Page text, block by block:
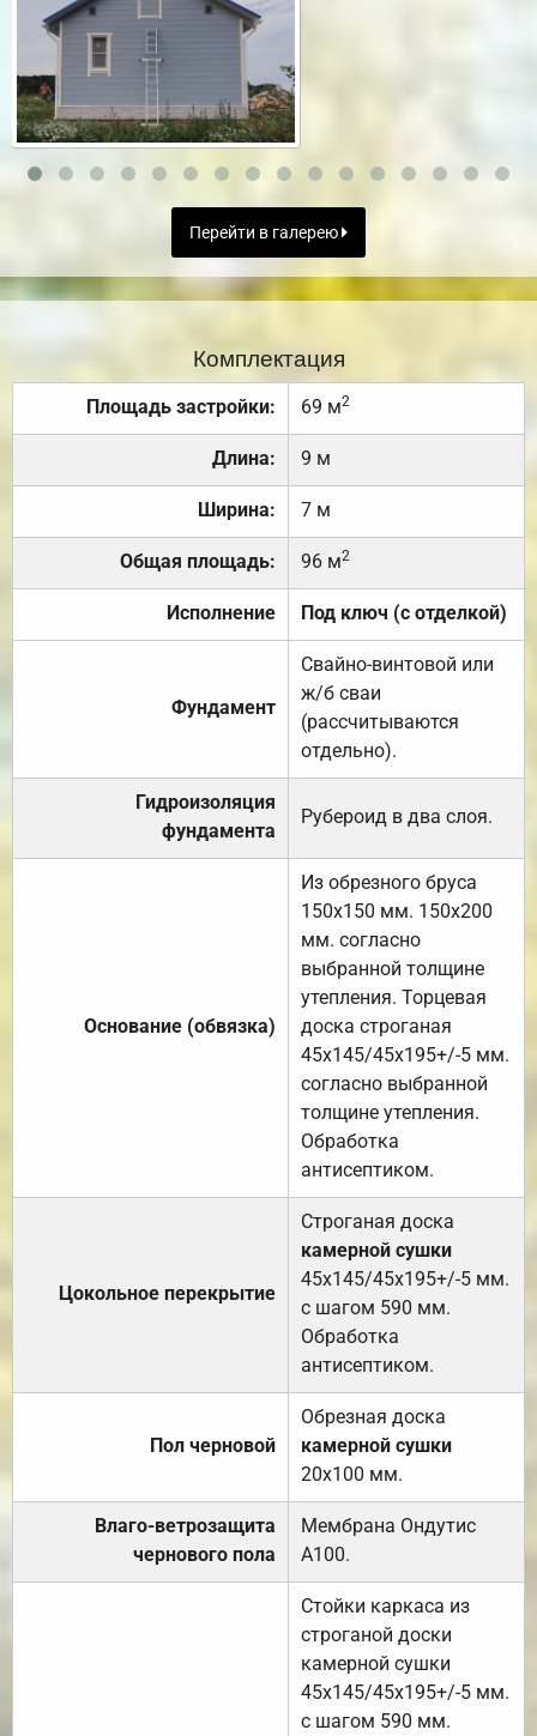
Перейти в галерею
Комплектация
Площадь застройки: 69 м2
Длина: 9 м
Ширина: 7 м
Общая площадь: 96 м2
Исполнение Под ключ (с отделкой)
Фундамент
Свайно-винтовой или
ж/б сваи
(рассчитываются
отдельно).
Гидроизоляция
фундамента
Рубероид в два слоя.
Основание (обвязка)
Из обрезного бруса
150х150 мм. 150х200
мм. согласно
выбранной толщине
утепления. Торцевая
доска строганая
45х145/45х195+/-5 мм.
согласно выбранной
толщине утепления.
Обработка
антисептиком.
Цокольное перекрытие
Строганая доска
камерной сушки
45х145/45х195+/-5 мм.
с шагом 590 мм.
Обработка
антисептиком.
Пол черновой
Обрезная доска
камерной сушки
20х100 мм.
Влаго-ветрозащита
чернового пола
Мембрана Ондутис
А100.
Стойки каркаса из
строганой доски
камерной сушки
45х145/45х195+/-5 мм.
с шагом 590 мм.